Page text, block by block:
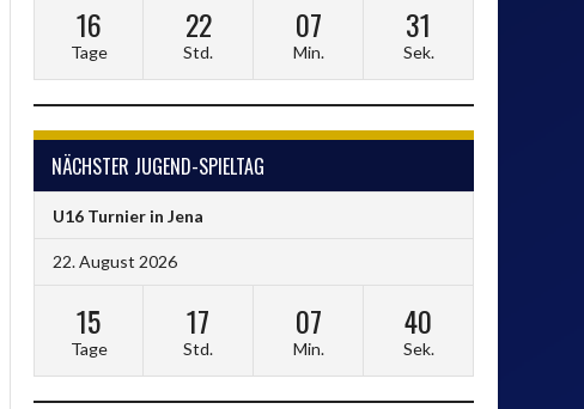
16
Tage
22
Std.
07
Min.
30
Sek.
NÄCHSTER JUGEND-SPIELTAG
U16 Turnier in Jena
22. August 2026
15
Tage
17
Std.
07
Min.
39
Sek.